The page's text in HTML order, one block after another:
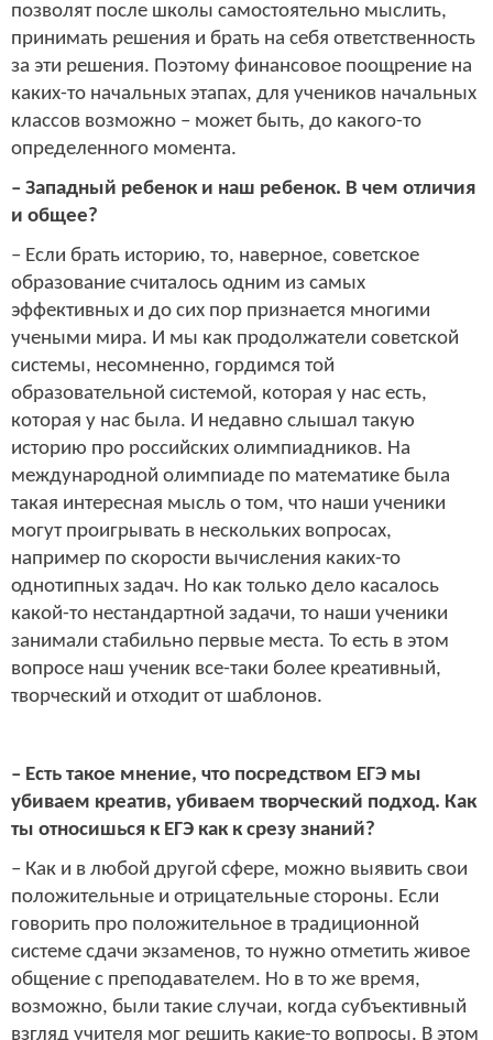
позволят после школы самостоятельно мыслить,
принимать решения и брать на себя ответственность
за эти решения. Поэтому финансовое поощрение на
каких-то начальных этапах, для учеников начальных
классов возможно – может быть, до какого-то
определенного момента.
– Западный ребенок и наш ребенок. В чем отличия
и общее?
– Если брать историю, то, наверное, советское
образование считалось одним из самых
эффективных и до сих пор признается многими
учеными мира. И мы как продолжатели советской
системы, несомненно, гордимся той
образовательной системой, которая у нас есть,
которая у нас была. И недавно слышал такую
историю про российских олимпиадников. На
международной олимпиаде по математике была
такая интересная мысль о том, что наши ученики
могут проигрывать в нескольких вопросах,
например по скорости вычисления каких-то
однотипных задач. Но как только дело касалось
какой-то нестандартной задачи, то наши ученики
занимали стабильно первые места. То есть в этом
вопросе наш ученик все-таки более креативный,
творческий и отходит от шаблонов.
– Есть такое мнение, что посредством ЕГЭ мы
убиваем креатив, убиваем творческий подход. Как
ты относишься к ЕГЭ как к срезу знаний?
– Как и в любой другой сфере, можно выявить свои
положительные и отрицательные стороны. Если
говорить про положительное в традиционной
системе сдачи экзаменов, то нужно отметить живое
общение с преподавателем. Но в то же время,
возможно, были такие случаи, когда субъективный
взгляд учителя мог решить какие-то вопросы. В этом